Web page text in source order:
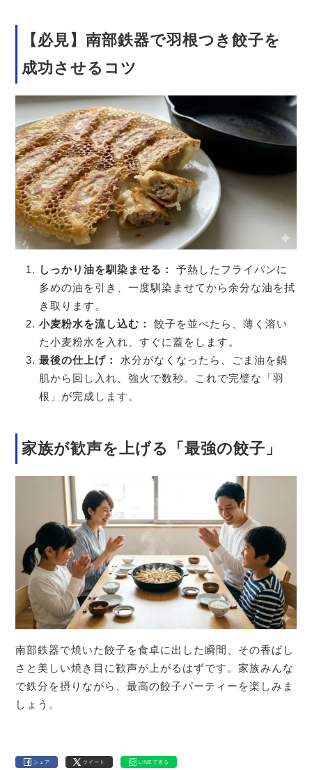
【必見】南部鉄器で羽根つき餃子を
成功させるコツ
しっかり油を馴染ませる：
予熱したフライパンに
多めの油を引き、一度馴染ませてから余分な油を拭
き取ります。
小麦粉水を流し込む：
餃子を並べたら、薄く溶い
た小麦粉水を入れ、すぐに蓋をします。
最後の仕上げ：
水分がなくなったら、ごま油を鍋
肌から回し入れ、強火で数秒。これで完璧な「羽
根」が完成します。
家族が歓声を上げる「最強の餃子」
南部鉄器で焼いた餃子を食卓に出した瞬間、その香ばし
さと美しい焼き目に歓声が上がるはずです。家族みんな
で鉄分を摂りながら、最高の餃子パーティーを楽しみま
しょう。
シェア ツイート LINEで送る